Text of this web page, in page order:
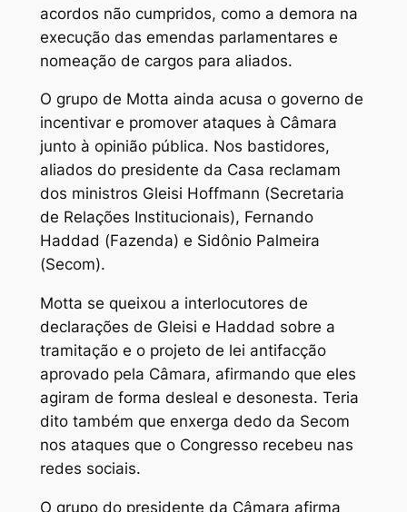
acordos não cumpridos, como a demora na
execução das emendas parlamentares e
nomeação de cargos para aliados.
O grupo de Motta ainda acusa o governo de
incentivar e promover ataques à Câmara
junto à opinião pública. Nos bastidores,
aliados do presidente da Casa reclamam
dos ministros Gleisi Hoffmann (Secretaria
de Relações Institucionais), Fernando
Haddad (Fazenda) e Sidônio Palmeira
(Secom).
Motta se queixou a interlocutores de
declarações de Gleisi e Haddad sobre a
tramitação e o projeto de lei antifacção
aprovado pela Câmara, afirmando que eles
agiram de forma desleal e desonesta. Teria
dito também que enxerga dedo da Secom
nos ataques que o Congresso recebeu nas
redes sociais.
O grupo do presidente da Câmara afirma